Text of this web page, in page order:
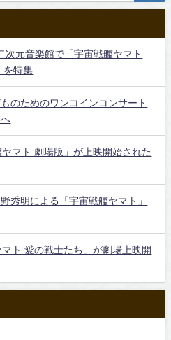
次元音楽館で「宇宙戦艦ヤマト
を特集
のためのワンコインコンサート
マト 劇場版」が上映開始された
秀明による「宇宙戦艦ヤマト」
ト 愛の戦士たち」が劇場上映開